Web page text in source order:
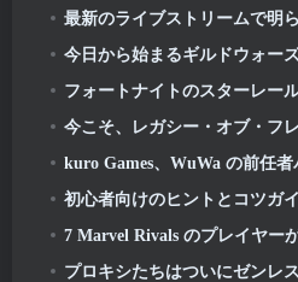
最新のライブストリームで明
今日から始まるギルドウォーズ 2 の最新アップデートで
フォートナイトのスターレー
今こそ、レガシー・オブ・フレシアのPath of Exileでの
kuro Games、WuWa の前任者パニシン
初心者向けのヒントとコツガ
7 Marvel Rivals のプレイヤー
プロキシたちはついにゼンレス・ゾーンの六番